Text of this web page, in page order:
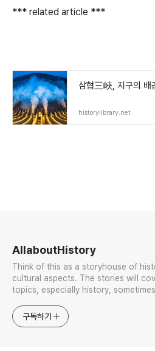
*** related article ***
삼협三峽, 지구의 배
historylibrary.net
AllaboutHistory
Think of this as a storyhouse of
cultural aspects. The stories will
topics, especially history,
approach will be to resist any
generalized viewpoint
구독하기